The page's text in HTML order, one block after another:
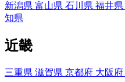
新潟県 富山県 石川県 福井県
知県
近畿
三重県 滋賀県 京都府 大阪府